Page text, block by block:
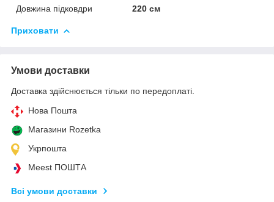
Довжина підковдри
220 см
Приховати
Умови доставки
Доставка здійснюється тільки по передоплаті.
Нова Пошта
Магазини Rozetka
Укрпошта
Meest ПОШТА
Всі умови доставки